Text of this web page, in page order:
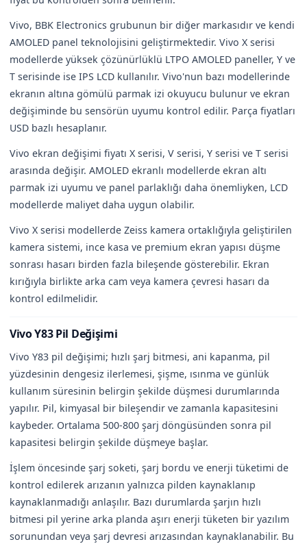
Vivo, BBK Electronics grubunun bir diğer markasıdır ve kendi
AMOLED panel teknolojisini geliştirmektedir. Vivo X serisi
modellerde yüksek çözünürlüklü LTPO AMOLED paneller, Y ve
T serisinde ise IPS LCD kullanılır. Vivo'nun bazı modellerinde
ekranın altına gömülü parmak izi okuyucu bulunur ve ekran
değişiminde bu sensörün uyumu kontrol edilir. Parça fiyatları
USD bazlı hesaplanır.
Vivo ekran değişimi fiyatı X serisi, V serisi, Y serisi ve T serisi
arasında değişir. AMOLED ekranlı modellerde ekran altı
parmak izi uyumu ve panel parlaklığı daha önemliyken, LCD
modellerde maliyet daha uygun olabilir.
Vivo X serisi modellerde Zeiss kamera ortaklığıyla geliştirilen
kamera sistemi, ince kasa ve premium ekran yapısı düşme
sonrası hasarı birden fazla bileşende gösterebilir. Ekran
kırığıyla birlikte arka cam veya kamera çevresi hasarı da
kontrol edilmelidir.
Vivo Y83 Pil Değişimi
Vivo Y83 pil değişimi; hızlı şarj bitmesi, ani kapanma, pil
yüzdesinin dengesiz ilerlemesi, şişme, ısınma ve günlük
kullanım süresinin belirgin şekilde düşmesi durumlarında
yapılır. Pil, kimyasal bir bileşendir ve zamanla kapasitesini
kaybeder. Ortalama 500-800 şarj döngüsünden sonra pil
kapasitesi belirgin şekilde düşmeye başlar.
İşlem öncesinde şarj soketi, şarj bordu ve enerji tüketimi de
kontrol edilerek arızanın yalnızca pilden kaynaklanıp
kaynaklanmadığı anlaşılır. Bazı durumlarda şarjın hızlı
bitmesi pil yerine arka planda aşırı enerji tüketen bir yazılım
sorunundan veya şarj devresi arızasından kaynaklanabilir. Bu